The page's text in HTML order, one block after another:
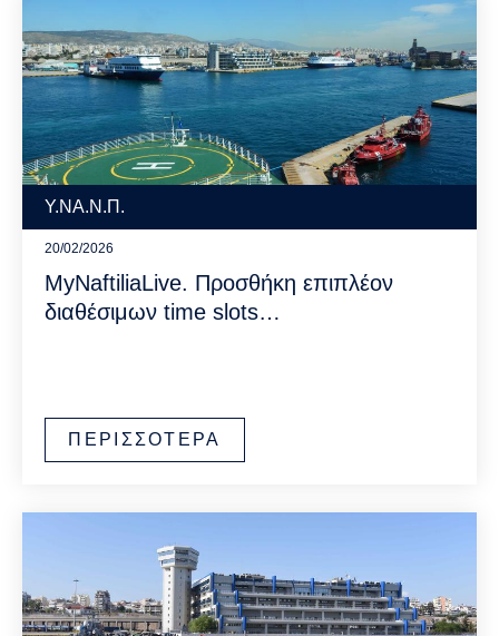
Υ.ΝΑ.Ν.Π.
20/02/2026
MyNaftiliaLive. Προσθήκη επιπλέον
διαθέσιμων time slots…
ΠΕΡΙΣΣΟΤΕΡΑ